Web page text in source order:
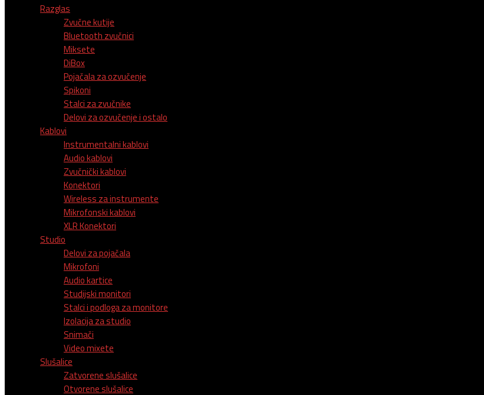
Razglas
Zvučne kutije
Bluetooth zvučnici
Miksete
DiBox
Pojačala za ozvučenje
Spikoni
Stalci za zvučnike
Delovi za ozvučenje i ostalo
Kablovi
Instrumentalni kablovi
Audio kablovi
Zvučnički kablovi
Konektori
Wireless za instrumente
Mikrofonski kablovi
XLR Konektori
Studio
Delovi za pojačala
Mikrofoni
Audio kartice
Studijski monitori
Stalci i podloga za monitore
Izolacija za studio
Snimači
Video mixete
Slušalice
Zatvorene slušalice
Otvorene slušalice